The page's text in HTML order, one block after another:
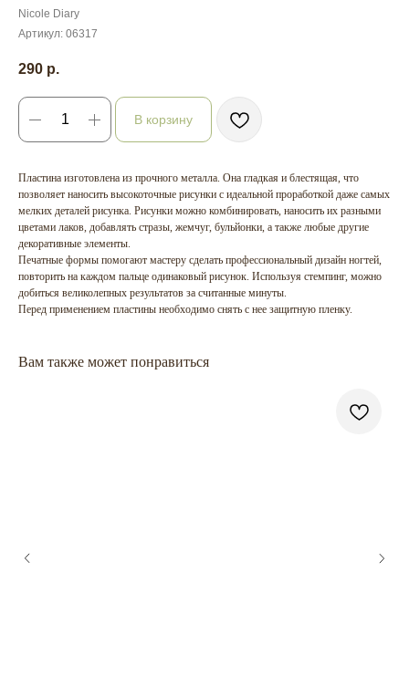
Nicole Diary
Артикул: 06317
290 р.
В корзину
Пластина изготовлена из прочного металла. Она гладкая и блестящая, что
позволяет наносить высокоточные рисунки с идеальной проработкой даже самых
мелких деталей рисунка. Рисунки можно комбинировать, наносить их разными
цветами лаков, добавлять стразы, жемчуг, бульйонки, а также любые другие
декоративные элементы.
Печатные формы помогают мастеру сделать профессиональный дизайн ногтей,
повторить на каждом пальце одинаковый рисунок. Используя стемпинг, можно
добиться великолепных результатов за считанные минуты.
Перед применением пластины необходимо снять с нее защитную пленку.
Вам также может понравиться